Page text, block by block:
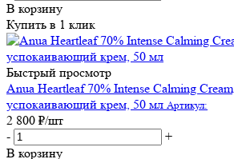
В корзину
Купить в 1 клик
Быстрый просмотр
Anua Heartleaf 70% Intense Calming
успокаивающий крем, 50 мл Артикул:
2 800 ₽/шт
-
+
В корзину